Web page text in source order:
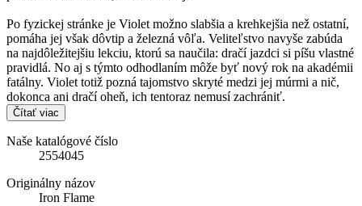
Po fyzickej stránke je Violet možno slabšia a krehkejšia než ostatní,
pomáha jej však dôvtip a železná vôľa. Veliteľstvo navyše zabúda
na najdôležitejšiu lekciu, ktorú sa naučila: dračí jazdci si píšu vlastné
pravidlá. No aj s týmto odhodlaním môže byť nový rok na akadémii
fatálny. Violet totiž pozná tajomstvo skryté medzi jej múrmi a nič,
dokonca ani dračí oheň, ich tentoraz nemusí zachrániť.
Čítať viac
Naše katalógové číslo
2554045
Originálny názov
Iron Flame